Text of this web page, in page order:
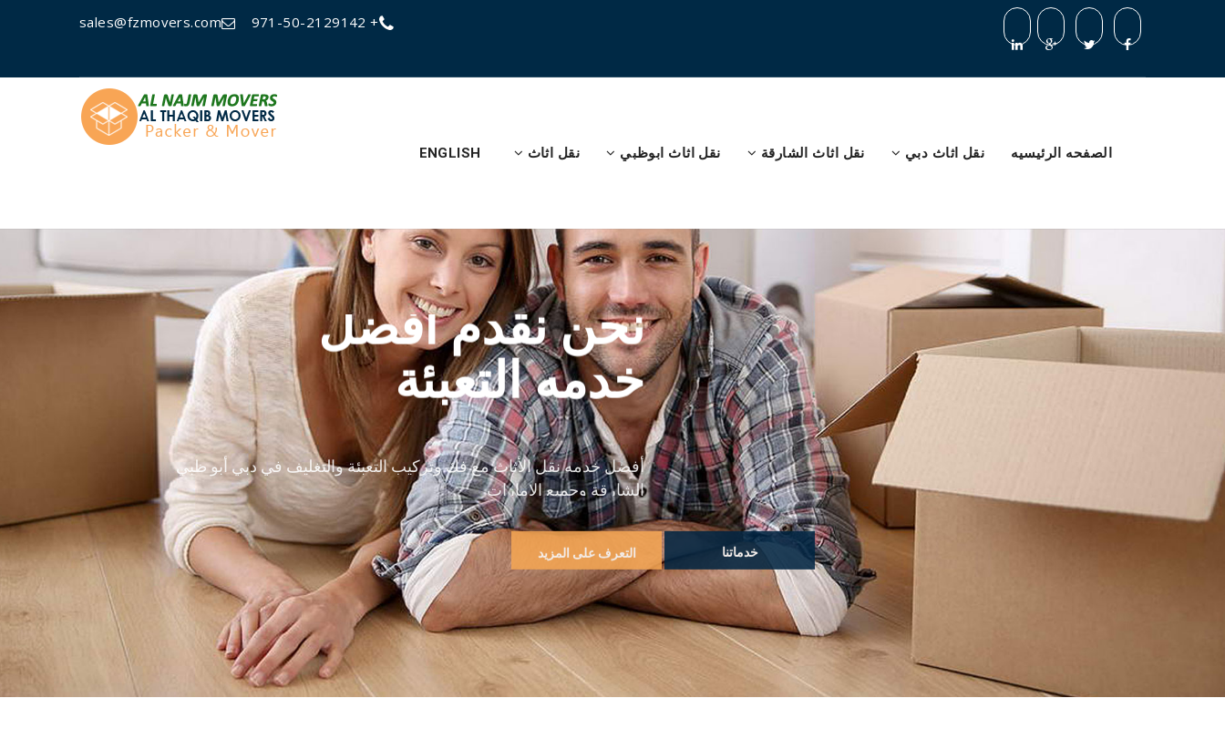
+ 971-50-2129142
sales@fzmovers.com
الصفحه الرئيسيه نقل اثاث دبي نقل اثاث الشارقة نقل اثاث ابوظبي نقل اثاث ENGLISH
نحن نقدم أفضل
خدمه التعبئة
أفضل خدمه نقل الأثاث مع فك وتركيب التعبئة والتغليف في دبي أبو ظبي
الشارقة وجميع الامارات
خدماتنا